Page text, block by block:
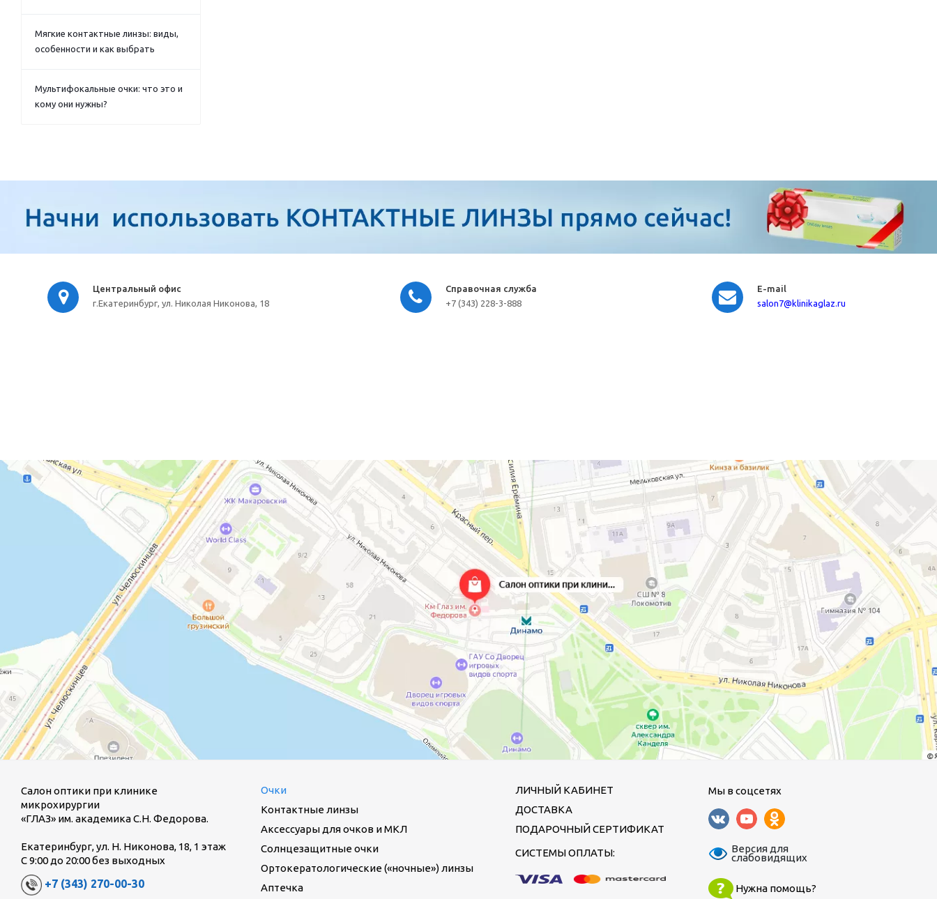
Мягкие контактные линзы: виды,
особенности и как выбрать
Мультифокальные очки: что это и
кому они нужны?
Центральный офис
г.Екатеринбург, ул. Николая Никонова, 18
Справочная служба
+7 (343) 228-3-888
E-mail
salon7@klinikaglaz.ru
Салон оптики при клинике
микрохирургии
«ГЛАЗ» им. академика С.Н. Федорова.
Екатеринбург, ул. Н. Никонова, 18, 1 этаж
С 9:00 до 20:00 без выходных
+7 (343) 270-00-30
Очки
Контактные линзы
Аксессуары для очков и МКЛ
Солнцезащитные очки
Ортокератологические («ночные») линзы
Аптечка
ЛИЧНЫЙ КАБИНЕТ
ДОСТАВКА
ПОДАРОЧНЫЙ СЕРТИФИКАТ
СИСТЕМЫ ОПЛАТЫ:
Мы в соцсетях
Версия для
слабовидящих
Нужна помощь?